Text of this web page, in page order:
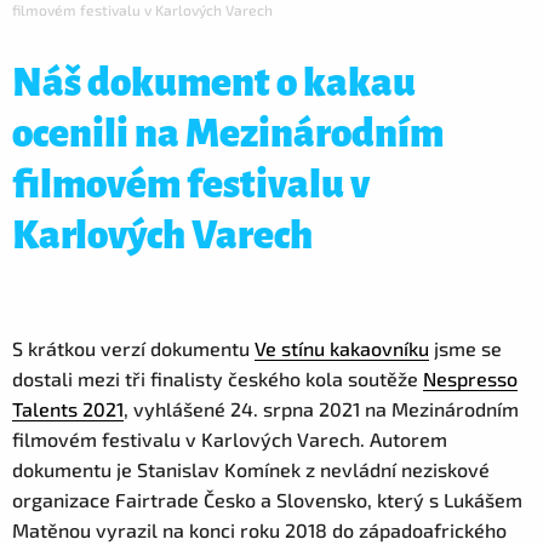
filmovém festivalu v Karlových Varech
Náš dokument o kakau
ocenili na Mezinárodním
filmovém festivalu v
Karlových Varech
S krátkou verzí dokumentu Ve stínu kakaovníku jsme se
dostali mezi tři finalisty českého kola soutěže Nespresso
Talents 2021, vyhlášené 24. srpna 2021 na Mezinárodním
filmovém festivalu v Karlových Varech. Autorem
dokumentu je Stanislav Komínek z nevládní neziskové
organizace Fairtrade Česko a Slovensko, který s Lukášem
Matěnou vyrazil na konci roku 2018 do západoafrického